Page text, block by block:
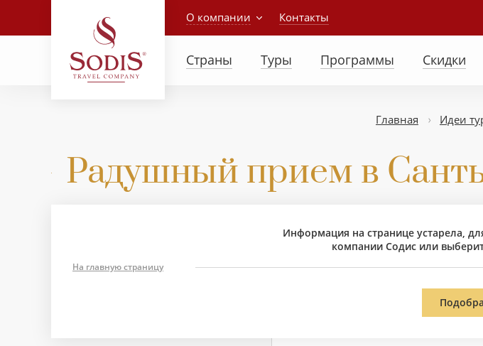
О компании Контакты
Страны Туры Программы Скидки
Главная Идеи
Радушный прием в
Информация на странице устарела,
компании Содис или
На главную страницу
: Сантьяго –